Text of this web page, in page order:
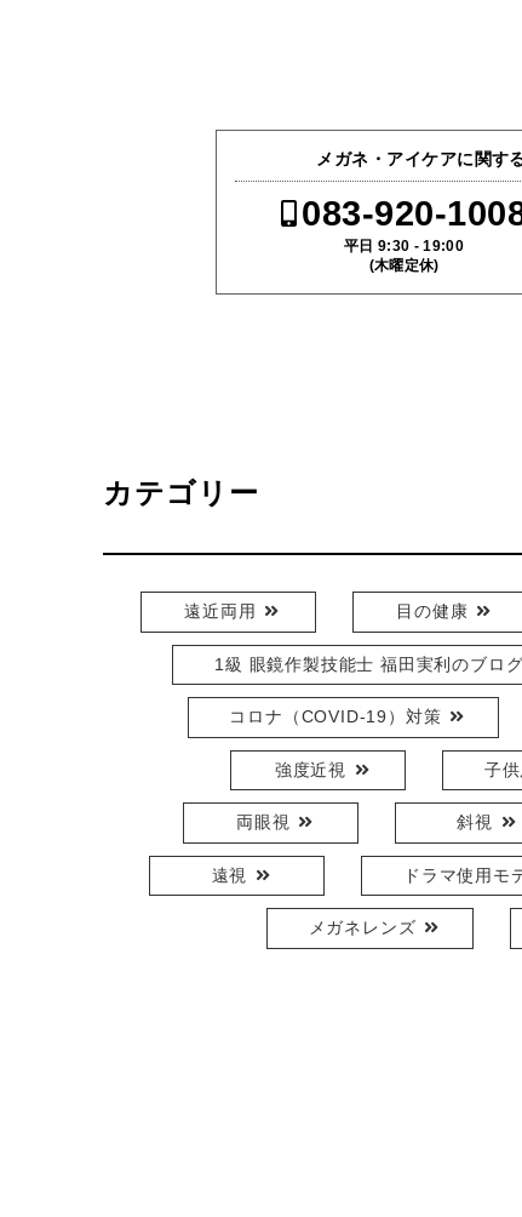
メガネ・アイケアに関す
083-920-
平日 9:30 - 19:00
(木曜定休)
カテゴリー
遠近両用 目の健康
1級 眼鏡作製技能士 福田実利のブログ
コロナ（COVID-19）対策
強度近視 子
両眼視 斜視
遠視 ドラマ使用モ
メガネレンズ